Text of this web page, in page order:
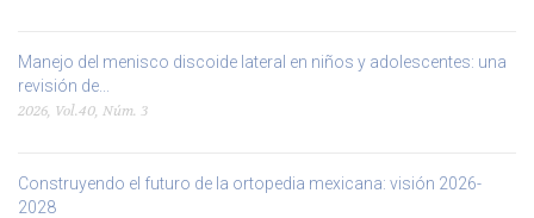
Manejo del menisco discoide lateral en niños y adolescentes: una
revisión de...
2026, Vol.40, Núm. 3
Construyendo el futuro de la ortopedia mexicana: visión 2026-
2028